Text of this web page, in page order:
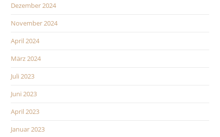
Dezember 2024
November 2024
April 2024
März 2024
Juli 2023
Juni 2023
April 2023
Januar 2023